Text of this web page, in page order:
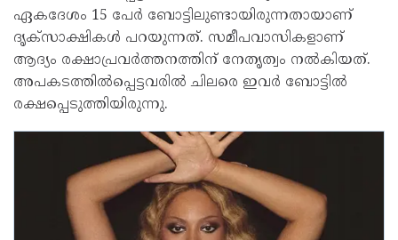
ഏകദേശം 15 പേർ ബോട്ടിലുണ്ടായിരുന്നതായാണ്
ദൃക്‌സാക്ഷികൾ പറയുന്നത്. സമീപവാസികളാണ്
ആദ്യം രക്ഷാപ്രവർത്തനത്തിന് നേതൃത്വം നൽകിയത്.
അപകടത്തിൽപ്പെട്ടവരിൽ ചിലരെ ഇവർ ബോട്ടിൽ
രക്ഷപ്പെടുത്തിയിരുന്നു.